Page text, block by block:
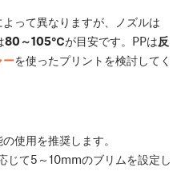
って異なりますが、ノズルは
80～105℃が目安です。PPは反
ーを使ったプリントを検討してく
使用を推奨します。
じて5～10mmのブリムを設定し